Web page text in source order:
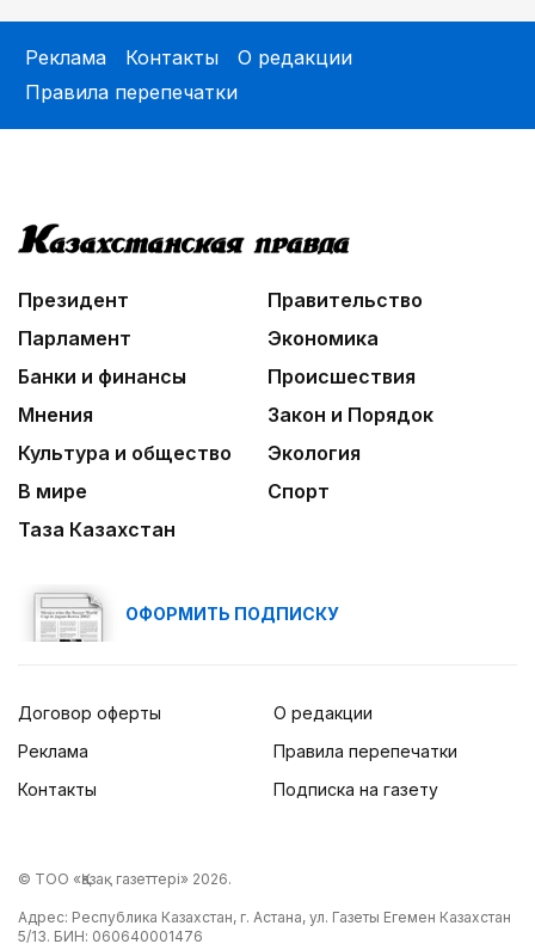
Реклама Контакты
О редакции
Правила перепечатки
Президент
Правительство
Парламент
Экономика
Банки и финансы
Происшествия
Мнения
Закон и Порядок
Культура и общество
Экология
В мире
Спорт
Таза Казахстан
ОФОРМИТЬ ПОДПИСКУ
Договор оферты
Реклама
Контакты
О редакции
Правила перепечатки
Подписка на газету
© ТОО «Қазақ газеттері» 2026.
Адрес: Республика Казахстан, г. Астана, ул. Газеты Егемен Казахстан
5/13. БИН: 060640001476